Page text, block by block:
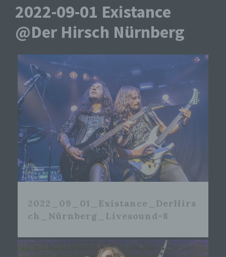
2022-09-01 Existance
@Der Hirsch Nürnberg
2022_09_01_Existance_DerHirs
ch_Nürnberg_Livesound-8